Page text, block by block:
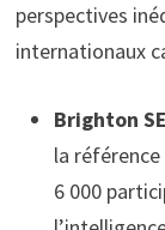
perspectives
internationaux
Brighton
la
6 000